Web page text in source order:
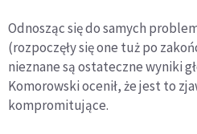
Odnosząc się do samych
(rozpoczęły się one tuż po
nieznane są ostateczne wyniki
Komorowski ocenił, że jest to
kompromitujące.